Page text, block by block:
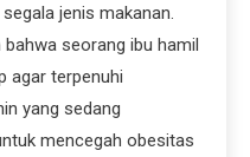
jenis makanan.
bahwa seorang ibu hamil
agar terpenuhi
yang sedang
mencegah obesitas